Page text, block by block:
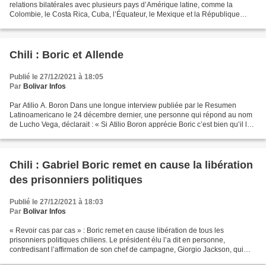
relations bilatérales avec plusieurs pays d’Amérique latine, comme la
Colombie, le Costa Rica, Cuba, l’Équateur, le Mexique et la République
Chili : Boric et Allende
Publié le 27/12/2021 à 18:05
Par Bolivar Infos
Par Atilio A. Boron Dans une longue interview publiée par le Resumen
Latinoamericano le 24 décembre dernier, une personne qui répond au nom
de Lucho Vega, déclarait : « Si Atilio Boron apprécie Boric c’est bien qu’il le
Chili : Gabriel Boric remet en cause la libération
des prisonniers politiques
Publié le 27/12/2021 à 18:03
Par Bolivar Infos
« Revoir cas par cas » : Boric remet en cause libération de tous les
prisonniers politiques chiliens. Le président élu l’a dit en personne,
contredisant l’affirmation de son chef de campagne, Giorgio Jackson, qui